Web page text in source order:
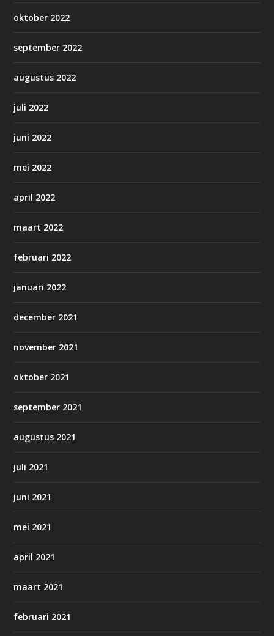
oktober 2022
september 2022
augustus 2022
juli 2022
juni 2022
mei 2022
april 2022
maart 2022
februari 2022
januari 2022
december 2021
november 2021
oktober 2021
september 2021
augustus 2021
juli 2021
juni 2021
mei 2021
april 2021
maart 2021
februari 2021